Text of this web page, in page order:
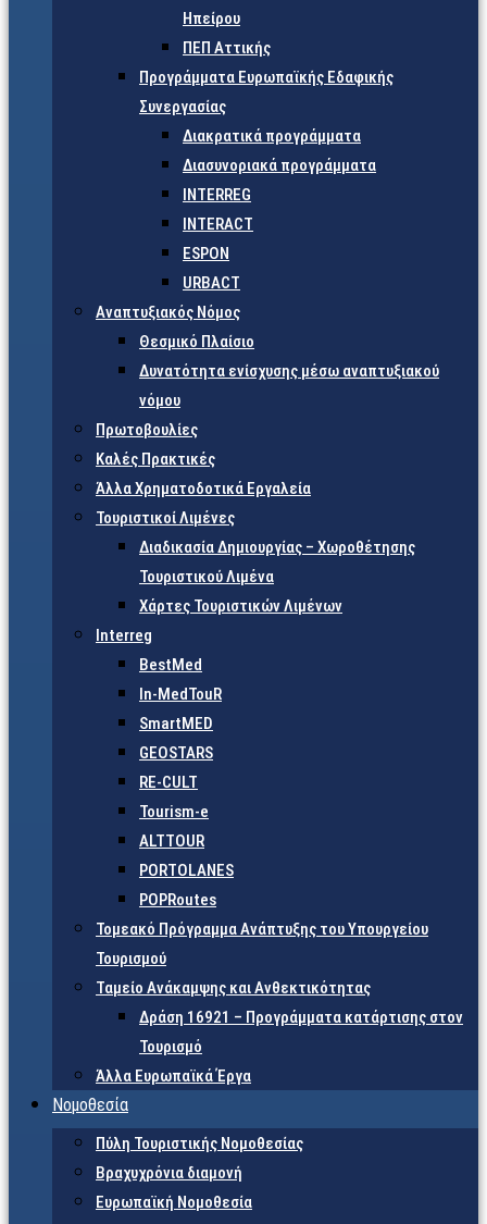
Ηπείρου
ΠΕΠ Αττικής
Προγράμματα Ευρωπαϊκής Εδαφικής
Συνεργασίας
Διακρατικά προγράμματα
Διασυνοριακά προγράμματα
INTERREG
INTERACT
ESPON
URBACT
Αναπτυξιακός Νόμος
Θεσμικό Πλαίσιο
Δυνατότητα ενίσχυσης μέσω αναπτυξιακού
νόμου
Πρωτοβουλίες
Καλές Πρακτικές
Άλλα Χρηματοδοτικά Εργαλεία
Τουριστικοί Λιμένες
Διαδικασία Δημιουργίας – Χωροθέτησης
Τουριστικού Λιμένα
Χάρτες Τουριστικών Λιμένων
Interreg
BestMed
In-MedTouR
SmartMED
GEOSTARS
RE-CULT
Tourism-e
ALTTOUR
PORTOLANES
POPRoutes
Τομεακό Πρόγραμμα Ανάπτυξης του Υπουργείου
Τουρισμού
Ταμείο Ανάκαμψης και Ανθεκτικότητας
Δράση 16921 – Προγράμματα κατάρτισης στον
Τουρισμό
Άλλα Ευρωπαϊκά Έργα
Νομοθεσία
Πύλη Τουριστικής Νομοθεσίας
Βραχυχρόνια διαμονή
Ευρωπαϊκή Νομοθεσία